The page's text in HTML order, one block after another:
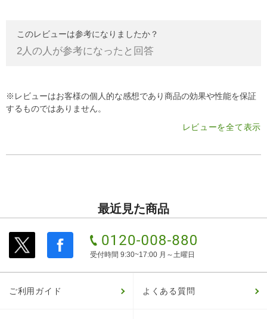
このレビューは参考になりましたか？
2人の人が参考になったと回答
※レビューはお客様の個人的な感想であり商品の効果や性能を保証
するものではありません。
レビューを全て表示
最近見た商品
受付時間 9:30~17:00 月～土曜日
ご利用ガイド よくある質問